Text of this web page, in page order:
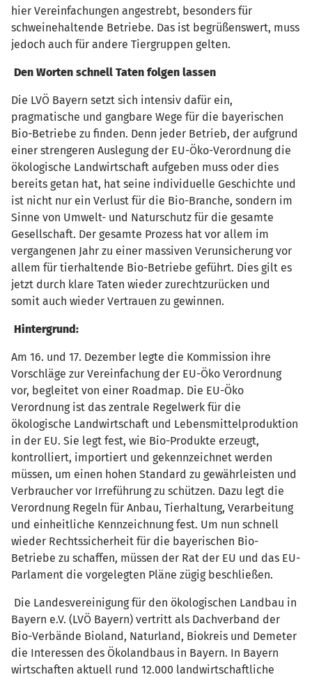
hier Vereinfachungen angestrebt, besonders für
schweinehaltende Betriebe. Das ist begrüßenswert, muss
jedoch auch für andere Tiergruppen gelten.
Den Worten schnell Taten folgen lassen
Die LVÖ Bayern setzt sich intensiv dafür ein,
pragmatische und gangbare Wege für die bayerischen
Bio-Betriebe zu finden. Denn jeder Betrieb, der aufgrund
einer strengeren Auslegung der EU-Öko-Verordnung die
ökologische Landwirtschaft aufgeben muss oder dies
bereits getan hat, hat seine individuelle Geschichte und
ist nicht nur ein Verlust für die Bio-Branche, sondern im
Sinne von Umwelt- und Naturschutz für die gesamte
Gesellschaft. Der gesamte Prozess hat vor allem im
vergangenen Jahr zu einer massiven Verunsicherung vor
allem für tierhaltende Bio-Betriebe geführt. Dies gilt es
jetzt durch klare Taten wieder zurechtzurücken und
somit auch wieder Vertrauen zu gewinnen.
Hintergrund:
Am 16. und 17. Dezember legte die Kommission ihre
Vorschläge zur Vereinfachung der EU-Öko Verordnung
vor, begleitet von einer Roadmap. Die EU-Öko
Verordnung ist das zentrale Regelwerk für die
ökologische Landwirtschaft und Lebensmittelproduktion
in der EU. Sie legt fest, wie Bio-Produkte erzeugt,
kontrolliert, importiert und gekennzeichnet werden
müssen, um einen hohen Standard zu gewährleisten und
Verbraucher vor Irreführung zu schützen. Dazu legt die
Verordnung Regeln für Anbau, Tierhaltung, Verarbeitung
und einheitliche Kennzeichnung fest. Um nun schnell
wieder Rechtssicherheit für die bayerischen Bio-
Betriebe zu schaffen, müssen der Rat der EU und das EU-
Parlament die vorgelegten Pläne zügig beschließen.
Die Landesvereinigung für den ökologischen Landbau in
Bayern e.V. (LVÖ Bayern) vertritt als Dachverband der
Bio-Verbände Bioland, Naturland, Biokreis und Demeter
die Interessen des Ökolandbaus in Bayern. In Bayern
wirtschaften aktuell rund 12.000 landwirtschaftliche